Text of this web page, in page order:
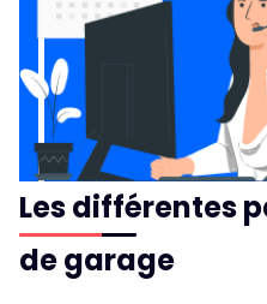
Les différentes
de garage